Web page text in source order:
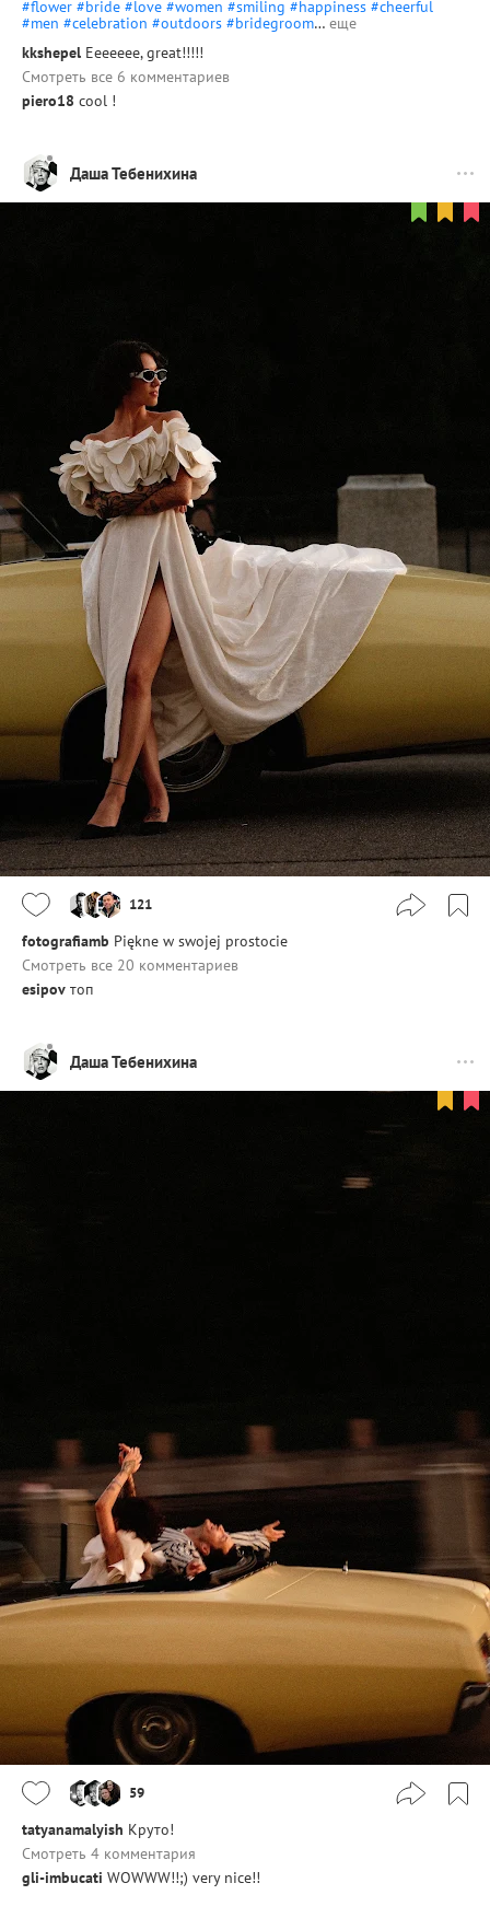
#flower #bride #love #women #smiling #happiness #cheerful
#men #celebration #outdoors #bridegroom… еще
kkshepel Eeeeeee, great!!!!!
Смотреть все 6 комментариев
piero18 cool !
Даша Тебенихина
121
fotografiamb Piękne w swojej prostocie
Смотреть все 20 комментариев
esipov топ
Даша Тебенихина
59
tatyanamalyish Круто!
Смотреть 4 комментария
gli-imbucati WOWWW!!;) very nice!!